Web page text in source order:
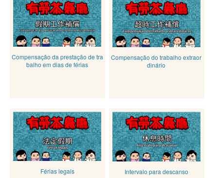
Compensação da prestação de tra
balho em dias de férias
Compensação do trabalho extraor
dinário
Férias legais Intervalo para descanso